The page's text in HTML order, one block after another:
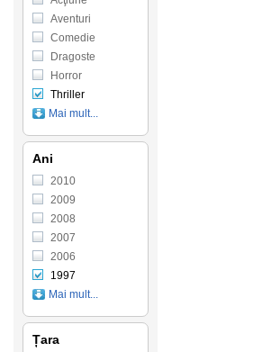
Aventuri
Comedie
Dragoste
Horror
Thriller
Mai mult...
Ani
2010
2009
2008
2007
2006
1997
Mai mult...
Țara